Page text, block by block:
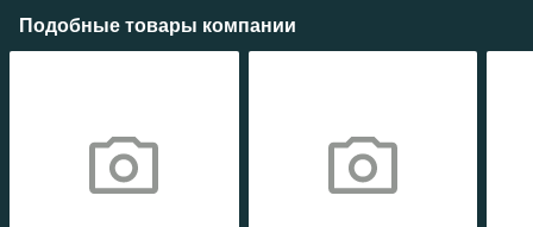
Подобные товары компании